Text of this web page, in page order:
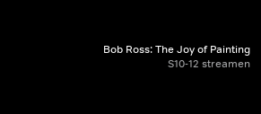
Bob Ross: The Joy of Painting
S10-12 streamen